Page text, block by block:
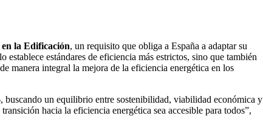
la Edificación, un requisito que obliga a España a adaptar su
estándares de eficiencia más estrictos, sino que también
manera integral la mejora de la eficiencia energética en los
, buscando un equilibrio entre sostenibilidad, viabilidad económica y
hacia la eficiencia energética sea accesible para todos”,